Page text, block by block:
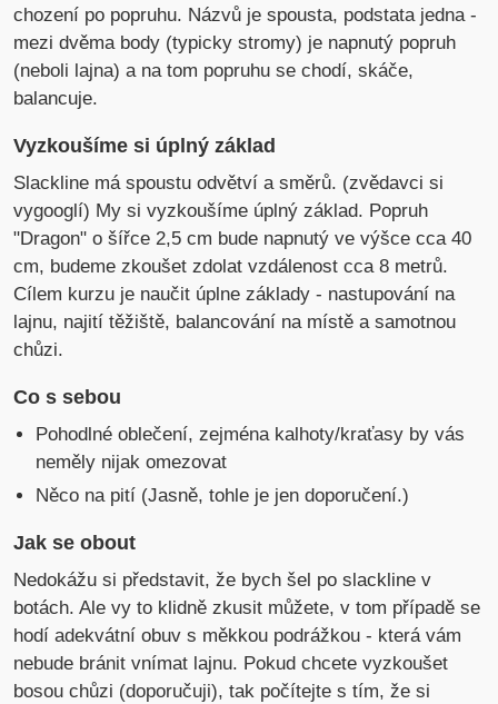
chození po popruhu. Názvů je spousta, podstata jedna -
mezi dvěma body (typicky stromy) je napnutý popruh
(neboli lajna) a na tom popruhu se chodí, skáče,
balancuje.
Vyzkoušíme si úplný základ
Slackline má spoustu odvětví a směrů. (zvědavci si
vygooglí) My si vyzkoušíme úplný základ. Popruh
"Dragon" o šířce 2,5 cm bude napnutý ve výšce cca 40
cm, budeme zkoušet zdolat vzdálenost cca 8 metrů.
Cílem kurzu je naučit úplne základy - nastupování na
lajnu, najití těžiště, balancování na místě a samotnou
chůzi.
Co s sebou
Pohodlné oblečení, zejména kalhoty/kraťasy by vás
neměly nijak omezovat
Něco na pití (Jasně, tohle je jen doporučení.)
Jak se obout
Nedokážu si představit, že bych šel po slackline v
botách. Ale vy to klidně zkusit můžete, v tom případě se
hodí adekvátní obuv s měkkou podrážkou - která vám
nebude bránit vnímat lajnu. Pokud chcete vyzkoušet
bosou chůzi (doporučuji), tak počítejte s tím, že si